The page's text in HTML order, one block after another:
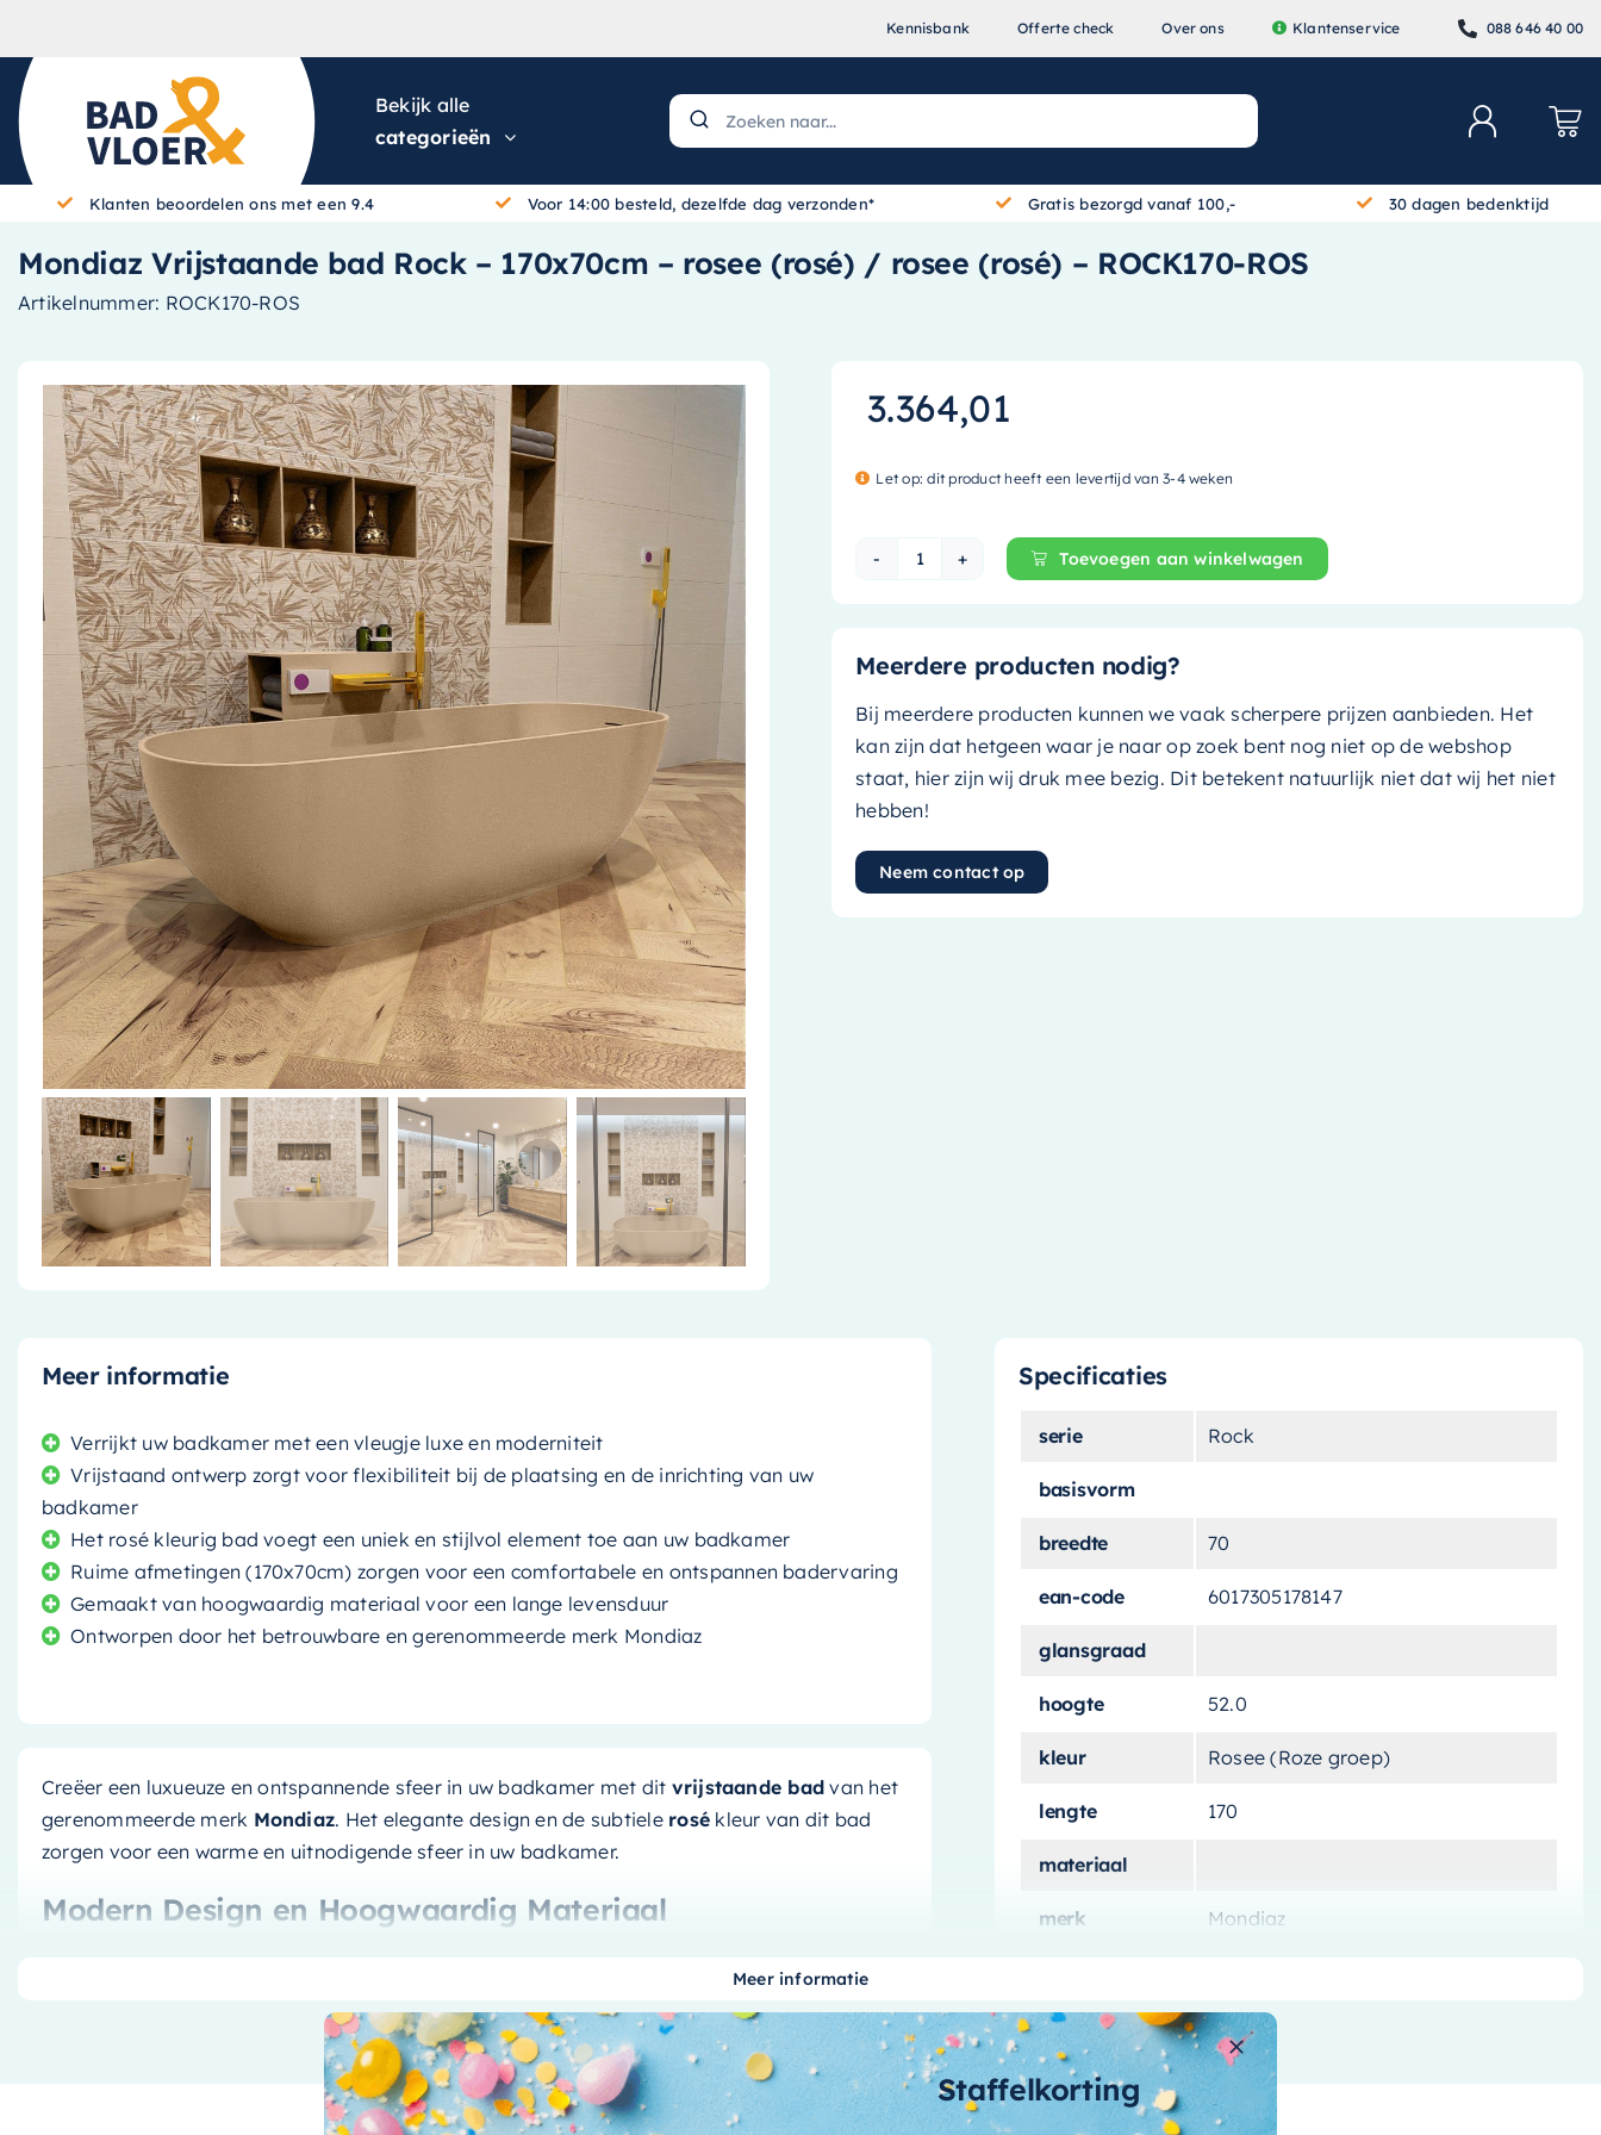
Kennisbank Offerte check Over ons Klantenservice 088 646 40 00
Bekijk alle
categorieën
Klanten beoordelen ons met een 9.4 Voor 14:00 besteld, dezelfde dag verzonden* Gratis bezorgd vanaf 100,- 30 dagen bedenktijd
Mondiaz Vrijstaande bad Rock – 170x70cm – rosee (rosé) / rosee (rosé) – ROCK170-ROS
Artikelnummer: ROCK170-ROS
3.364,01
Let op: dit product heeft een levertijd van 3-4 weken
Mondiaz Vrijstaande bad Rock - 170x70cm - rosee (rosé) / rosee (rosé) -
Toevoegen aan winkelwagen
Meerdere producten nodig?
Bij meerdere producten kunnen we vaak scherpere prijzen aanbieden. Het
kan zijn dat hetgeen waar je naar op zoek bent nog niet op de webshop
staat, hier zijn wij druk mee bezig. Dit betekent natuurlijk niet dat wij het niet
hebben!
Neem contact op
Meer informatie
Verrijkt uw badkamer met een vleugje luxe en moderniteit
Vrijstaand ontwerp zorgt voor flexibiliteit bij de plaatsing en de inrichting van uw
badkamer
Het rosé kleurig bad voegt een uniek en stijlvol element toe aan uw badkamer
Ruime afmetingen (170x70cm) zorgen voor een comfortabele en ontspannen badervaring
Gemaakt van hoogwaardig materiaal voor een lange levensduur
Ontworpen door het betrouwbare en gerenommeerde merk Mondiaz
Creëer een luxueuze en ontspannende sfeer in uw badkamer met dit vrijstaande bad van het
gerenommeerde merk Mondiaz. Het elegante design en de subtiele rosé kleur van dit bad
zorgen voor een warme en uitnodigende sfeer in uw badkamer.
Modern Design en Hoogwaardig Materiaal
Dit vrijstaande bad is ontworpen met het oog op moderniteit en luxe. De ruime afmetingen
bieden een comfortabele en ontspannen badervaring. Het bad is gemaakt
van hoogwaardig materiaal, waardoor het niet alleen mooi is, maar ook duurzaam en
bestand tegen de tand des tijds. Het is een perfecte combinatie van vorm en functie, en een
stijlvolle aanvulling op elke badkamer.
Specificaties
serie Rock
basisvorm
breedte 70
ean-code 6017305178147
glansgraad
hoogte 52.0
kleur Rosee (Roze groep)
lengte 170
materiaal
merk Mondiaz
aantal-liters 190 liter
aantal-personen
Meer informatie
Staffelkorting